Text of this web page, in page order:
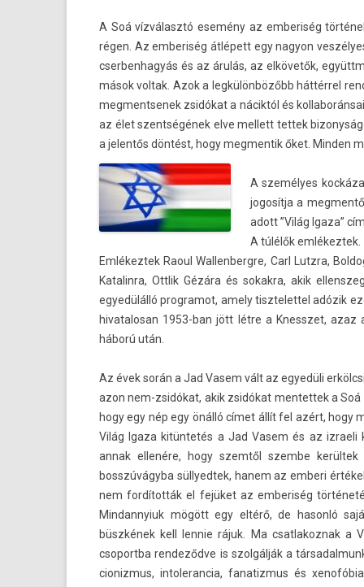
A Soá vízválasztó esemény az em­beriség
régen. Az em­beriség átlépett egy nagyon
cser­benhagyás és az árulás, az elkövetők,
mások vol­tak. Azok a legkülönbözőbb háttérrel
meg­mentsenek zsidókat a náciktól és
az élet szentségének elve mel­lett tet­tek
a jelen­tős döntést, hogy meg­mentik őket. Mind­en
A személyes
jogosít­ja a
adott ”Világ Igaza”
A túlélők em­lékez­tek.
Em­lékez­tek Raoul Wal­lenbergre, Carl Lutzra,
Katalin­ra, Ottlik Gézára és sokak­ra, akik
egyedülálló pro­gramot, amely tisztelet­tel adózik
hivatalosan 1953-ban jött létre a Knesszet,
háború után.
Az évek során a Jad Vasem vált az egyedüli
azon nem-zsidókat, akik zsidókat men­tettek a
hogy egy nép egy önálló címet állít fel azért, hogy
Világ Igaza kitüntetés a Jad Vasem és az iz­raeli
annak ellenére, hogy szemtől szem­be
bosszúvágyba sül­lyed­tek, hanem az em­beri
nem fordították el fejüket az em­beriség
Min­dannyiuk mögött egy eltérő, de hasonló
büszkének kell len­nie rájuk. Ma csat­lakoz­nak a
csoportba re­ndeződ­ve is szolgálják a
cioniz­mus, in­toleran­cia, fanatiz­mus és